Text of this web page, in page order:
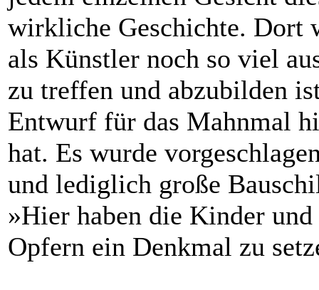
wirkliche Geschichte. Dort
als Künstler noch so viel
zu treffen und abzubilden
Entwurf für das Mahnmal
hat. Es wurde
und lediglich große
»Hier haben die Kinder
Opfern ein Denkmal zu